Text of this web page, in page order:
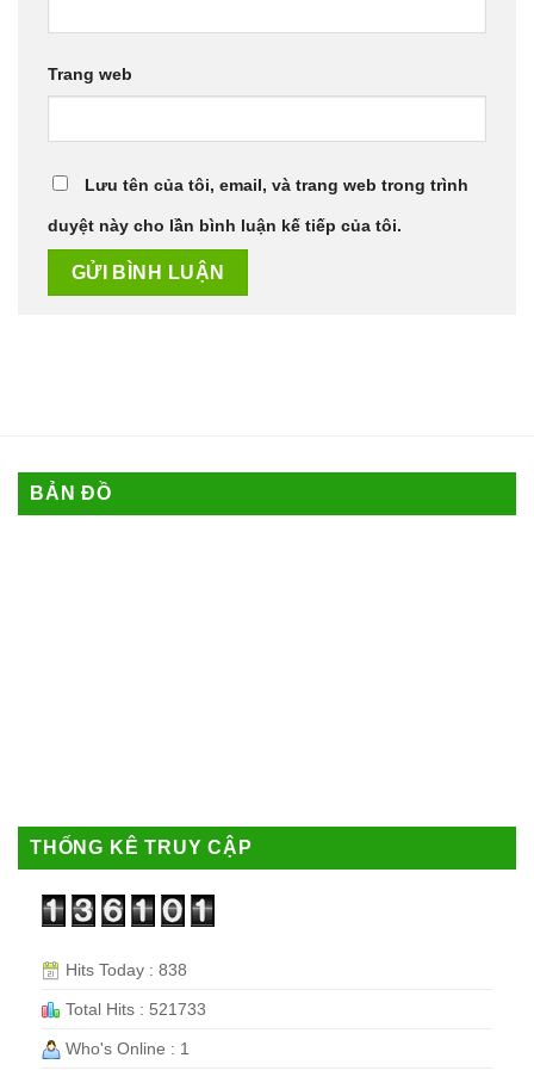
Trang web
Lưu tên của tôi, email, và trang web trong trình
duyệt này cho lần bình luận kế tiếp của tôi.
BẢN ĐỒ
THỐNG KÊ TRUY CẬP
Hits Today : 838
Total Hits : 521733
Who's Online : 1